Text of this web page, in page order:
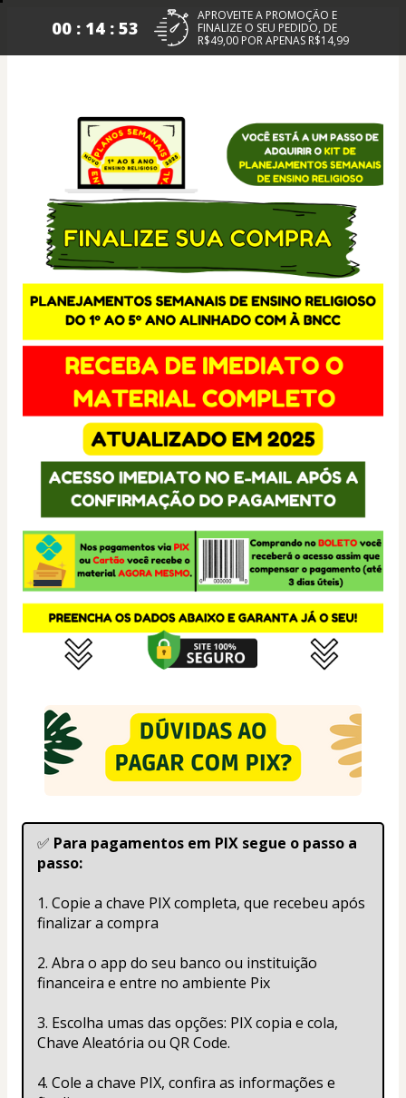
00 : 14 : 53
APROVEITE A PROMOÇÃO E
FINALIZE O SEU PEDIDO, DE
R$49,00 POR APENAS R$14,99
✅ Para pagamentos em PIX segue o passo a
passo:
1. Copie a chave PIX completa, que recebeu após
finalizar a compra
2. Abra o app do seu banco ou instituição
financeira e entre no ambiente Pix
3. Escolha umas das opções: PIX copia e cola,
Chave Aleatória ou QR Code.
4. Cole a chave PIX, confira as informações e